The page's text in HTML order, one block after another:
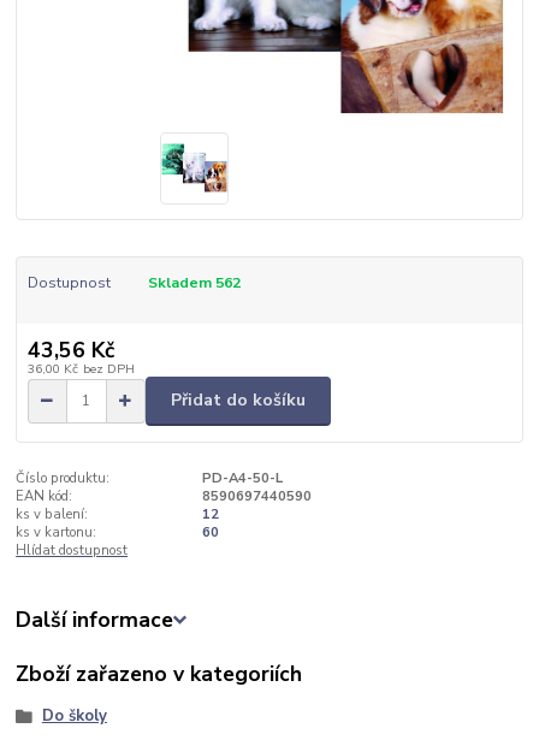
Dostupnost Skladem 562
43,56 Kč
36,00 Kč bez DPH
Přidat do košíku
Číslo produktu:
PD-A4-50-L
EAN kód:
8590697440590
ks v balení:
12
ks v kartonu:
60
Hlídat dostupnost
Další informace
Zboží zařazeno v kategoriích
Do školy